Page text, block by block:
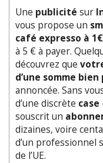
Une publicité sur
vous propose un
café expresso à 1€
à 5 € à payer.
découvrez que
d’une somme
annoncée. Sans
d’une discrète case
souscrit un
dizaines, voire
d’un professionnel
de l’UE.